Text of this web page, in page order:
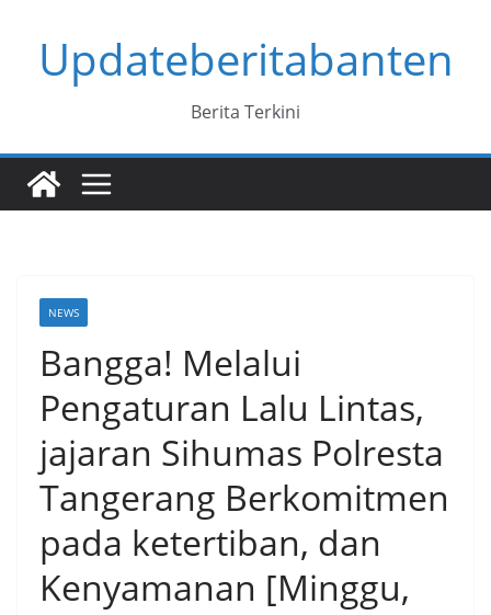
contentUpdateberitabanten
Berita Terkini
NEWS
Bangga! Melalui
Pengaturan Lalu Lintas,
jajaran Sihumas Polresta
Tangerang Berkomitmen
pada ketertiban, dan
Kenyamanan [Minggu,